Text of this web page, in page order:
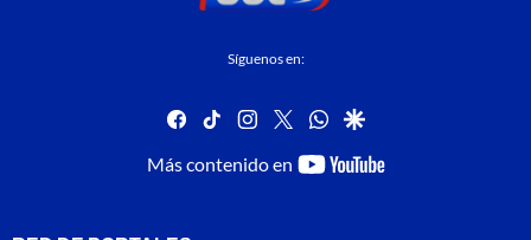
Síguenos en:
facebook
tiktok instagram
twitterwhatsapp
google
Más contenido en
youtube-